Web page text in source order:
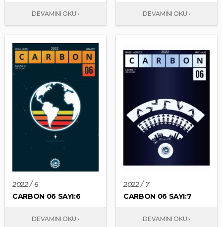
2022 / 6
CARBON 06 SAYI:6
2022 / 7
CARBON 06 SAYI:7